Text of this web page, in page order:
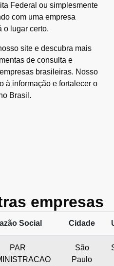
Federal ou simplesmente
com uma empresa
o lugar certo.
site e descubra mais
de consulta e
brasileiras. Nosso
à informação e fortalecer o
Brasil.
empresas
Social Cidade
PAR
São
Paulo